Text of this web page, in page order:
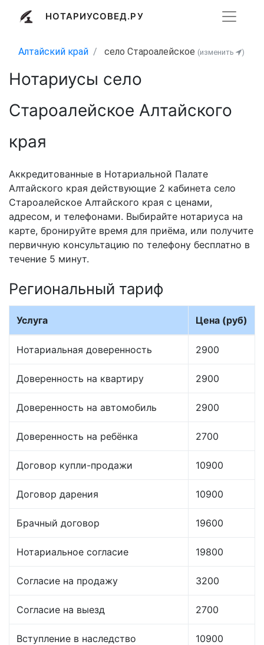
НОТАРИУСОВЕД.РУ
Алтайский край село Староалейское (изменить )
Нотариусы село
Староалейское Алтайского
края
Аккредитованные в Нотариальной Палате
Алтайского края действующие 2 кабинета село
Староалейское Алтайского края с ценами,
адресом, и телефонами. Выбирайте нотариуса на
карте, бронируйте время для приёма, или получите
первичную консультацию по телефону бесплатно в
течение 5 минут.
Региональный тариф
Услуга Цена (руб)
Нотариальная доверенность 2900
Доверенность на квартиру 2900
Доверенность на автомобиль 2900
Доверенность на ребёнка 2700
Договор купли-продажи 10900
Договор дарения 10900
Брачный договор 19600
Нотариальное согласие 19800
Согласие на продажу 3200
Согласие на выезд 2700
Вступление в наследство 10900